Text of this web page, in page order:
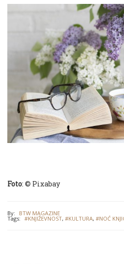
Foto: © Pixabay
By: BTW MAGAZINE
Tags: #KNJIŽEVNOST, #KULTURA, #NOĆ